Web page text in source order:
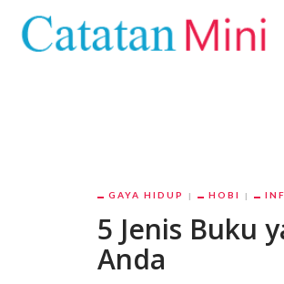
GAYA HIDUP HOBI
5 Jenis Buku
Anda